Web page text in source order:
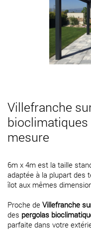
Villefranche
mesure
6m x 4m est la taille
adaptée à la plupart des
îlot aux mêmes
Proche de Villefranche
des pergolas
parfaite dans votre